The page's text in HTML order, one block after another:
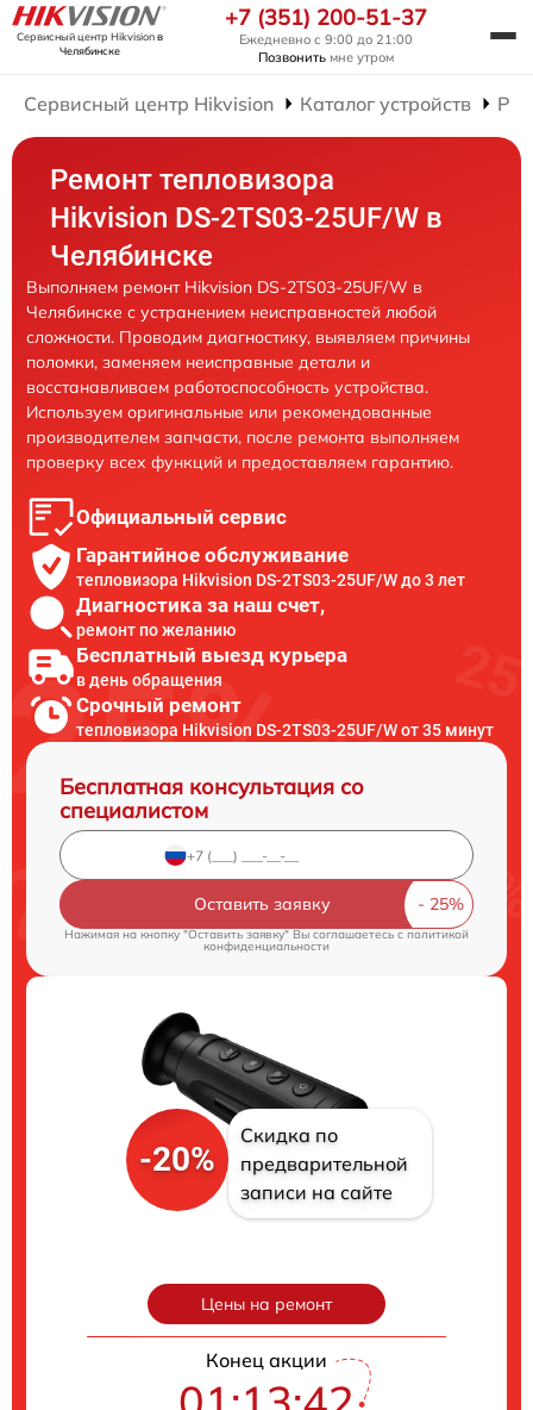
Сервисный центр Hikvisionв
Челябинске
+7 (351) 200-51-37
Ежедневно с 9:00 до 21:00
Позвонить мне утром
Сервисный центр Hikvision Каталог устройств
Ремонт тепловизора
Hikvision DS-2TS03-25UF/W в
Челябинске
Выполняем ремонт Hikvision DS-2TS03-25UF/W в
Челябинске с устранением неисправностей любой
сложности. Проводим диагностику, выявляем причины
поломки, заменяем неисправные детали и
восстанавливаем работоспособность устройства.
Используем оригинальные или рекомендованные
производителем запчасти, после ремонта выполняем
проверку всех функций и предоставляем гарантию.
Официальный сервис
Гарантийное обслуживание
тепловизора Hikvision DS-2TS03-25UF/W до 3 лет
Диагностика за наш счет,
ремонт по желанию
Бесплатный выезд курьера
в день обращения
Срочный ремонт
тепловизора Hikvision DS-2TS03-25UF/W от 35 минут
Бесплатная консультация со
специалистом
Оставить заявку
Нажимая на кнопку "Оставить заявку" Вы соглашаетесь cполитикой
конфиденциальности
-20%
Скидка по
предварительной
записи на сайте
Цены на ремонт
Конец акции